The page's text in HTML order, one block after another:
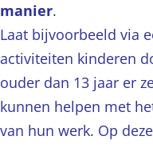
manier.
Laat bijvoorbeeld via
activiteiten kinderen
ouder dan 13 jaar er
kunnen helpen met
van hun werk. Op